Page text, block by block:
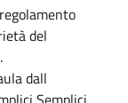
del
dall